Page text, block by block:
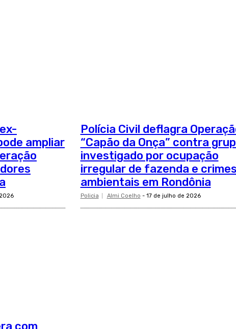
ampliar
Polícia Civil deflagra
“Capão da Onça” contra
investigado por ocupação
irregular de fazenda e crimes
ambientais em Rondônia
Policia Almi Coelho - 17 de julho de 2026
com